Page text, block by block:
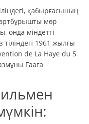
қабырғасының
мөр
онда міндетті
1961 жылғы
de La Haye du 5
Гаага